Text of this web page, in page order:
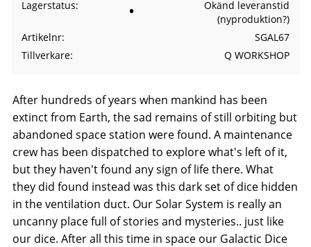
Lagerstatus
Okänd leveranstid
(nyproduktion?)
Artikelnr
SGAL67
Tillverkare
Q WORKSHOP
After hundreds of years when mankind has been
extinct from Earth, the sad remains of still orbiting but
abandoned space station were found. A maintenance
crew has been dispatched to explore what's left of it,
but they haven't found any sign of life there. What
they did found instead was this dark set of dice hidden
in the ventilation duct. Our Solar System is really an
uncanny place full of stories and mysteries.. just like
our dice. After all this time in space our Galactic Dice